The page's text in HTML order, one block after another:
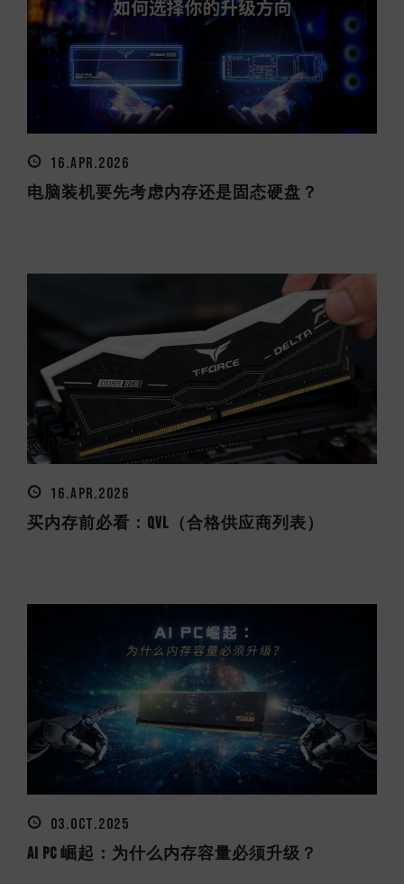
16.APR.2026
电脑装机要先考虑内存还是固态硬盘？
16.APR.2026
买内存前必看：QVL（合格供应商列表）
03.OCT.2025
AI PC 崛起：为什么内存容量必须升级？